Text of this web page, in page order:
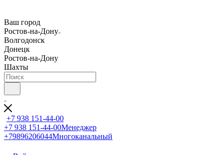
Ваш город
Ростов-на-Дону
Волгодонск
Донецк
Ростов-на-Дону
Шахты
+7 938 151-44-00
+7 938 151-44-00Менеджер
+79896206044Многоканальный